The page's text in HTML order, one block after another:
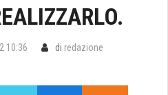
10:36 di redazione